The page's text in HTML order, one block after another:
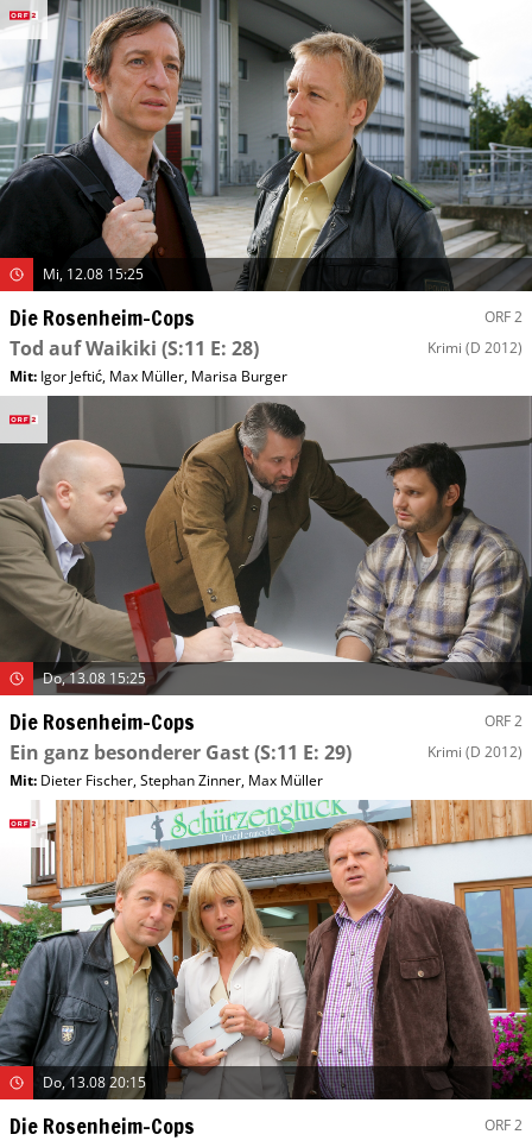
Mi, 12.08 15:25
Die Rosenheim-Cops ORF 2
Tod auf Waikiki (S:11 E: 28) Krimi (D 2012)
Mit: Igor Jeftić, Max Müller, Marisa Burger
Do, 13.08 15:25
Die Rosenheim-Cops ORF 2
Ein ganz besonderer Gast(S:11 E: 29) Krimi (D 2012)
Mit: Dieter Fischer,Stephan Zinner, Max Müller
Do, 13.08 20:15
Die Rosenheim-Cops ORF 2